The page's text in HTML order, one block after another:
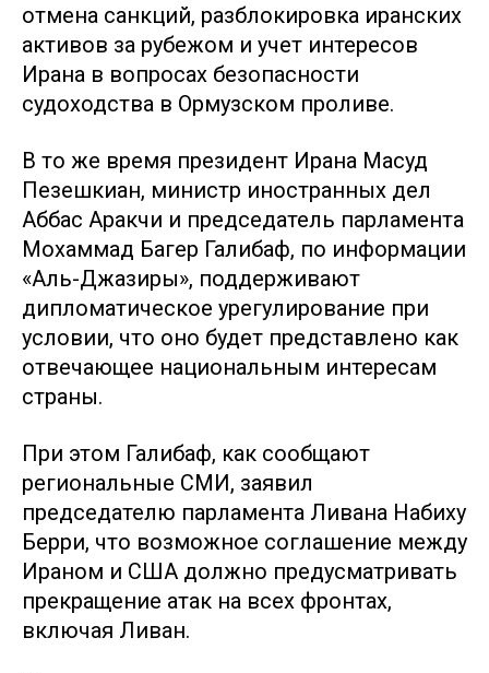
отмена санкций, разблокировка иранских
активов за рубежом и учет интересов
Ирана в вопросах безопасности
судоходства в Ормузском проливе.
В то же время президент Ирана Масуд
Пезешкиан, министр иностранных дел
Аббас Аракчи и председатель парламента
Мохаммад Багер Галибаф, по информации
«Аль-Джазиры», поддерживают
дипломатическое урегулирование при
условии, что оно будет представлено как
отвечающее национальным интересам
страны.
При этом Галибаф, как сообщают
региональные СМИ, заявил
председателю парламента Ливана Набиху
Берри, что возможное соглашение между
Ираном и США должно предусматривать
прекращение атак на всех фронтах,
включая Ливан.